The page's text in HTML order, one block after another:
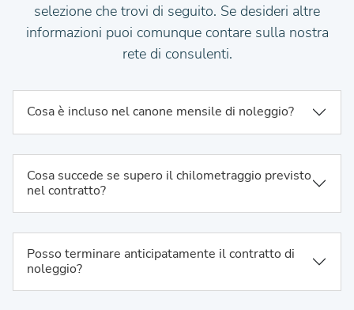
selezione che trovi di seguito. Se desideri altre
informazioni puoi comunque contare sulla nostra
rete di consulenti.
Cosa è incluso nel canone mensile di noleggio?
Cosa succede se supero il chilometraggio previsto
nel contratto?
Posso terminare anticipatamente il contratto di
noleggio?